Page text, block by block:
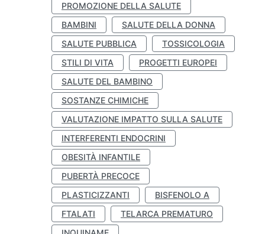
PROMOZIONE DELLA SALUTE
BAMBINI
SALUTE DELLA DONNA
SALUTE PUBBLICA
TOSSICOLOGIA
STILI DI VITA
PROGETTI EUROPEI
SALUTE DEL BAMBINO
SOSTANZE CHIMICHE
VALUTAZIONE IMPATTO SULLA SALUTE
INTERFERENTI ENDOCRINI
OBESITÀ INFANTILE
PUBERTÀ PRECOCE
PLASTICIZZANTI
BISFENOLO A
FTALATI
TELARCA PREMATURO